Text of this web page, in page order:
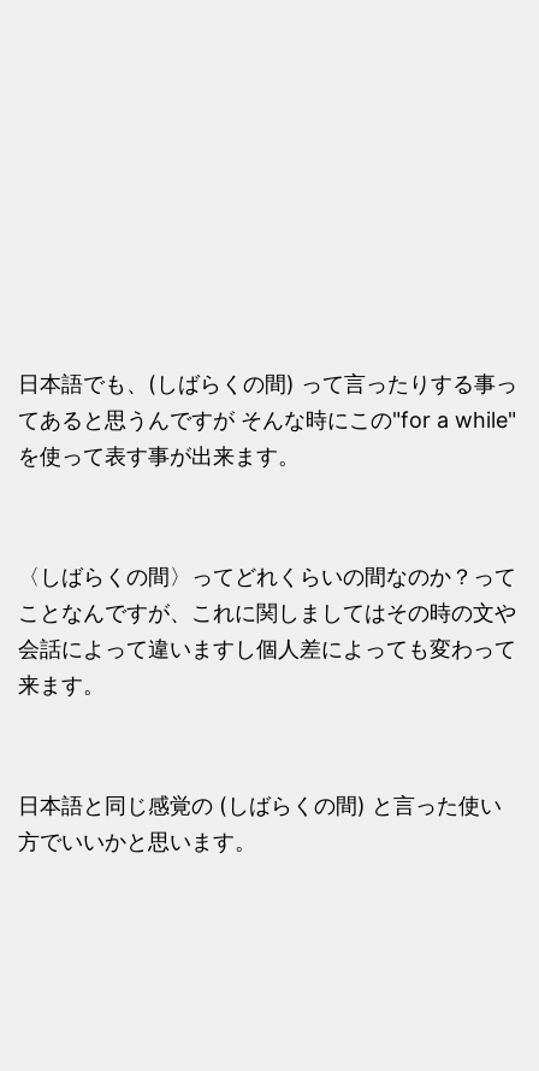
日本語でも、(しばらくの間) って言ったりする事っ
てあると思うんですが そんな時にこの"for a while"
を使って表す事が出来ます。
〈しばらくの間〉ってどれくらいの間なのか？って
ことなんですが、これに関しましてはその時の文や
会話によって違いますし個人差によっても変わって
来ます。
日本語と同じ感覚の (しばらくの間) と言った使い
方でいいかと思います。